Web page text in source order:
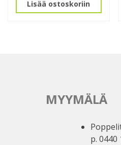
Lisää ostoskoriin
MYYMÄLÄ
p. 0440